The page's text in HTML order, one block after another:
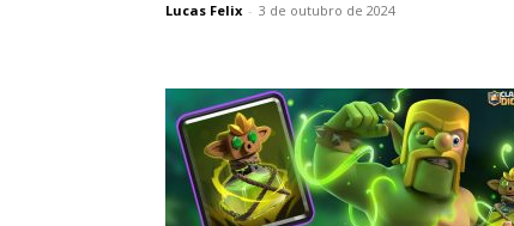
Lucas Felix - 3 de outubro de 2024